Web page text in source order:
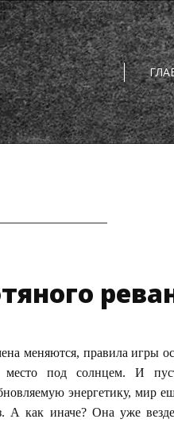
меняются, правила игры
место под солнцем. И
энергетику, мир
А как иначе? Она уже